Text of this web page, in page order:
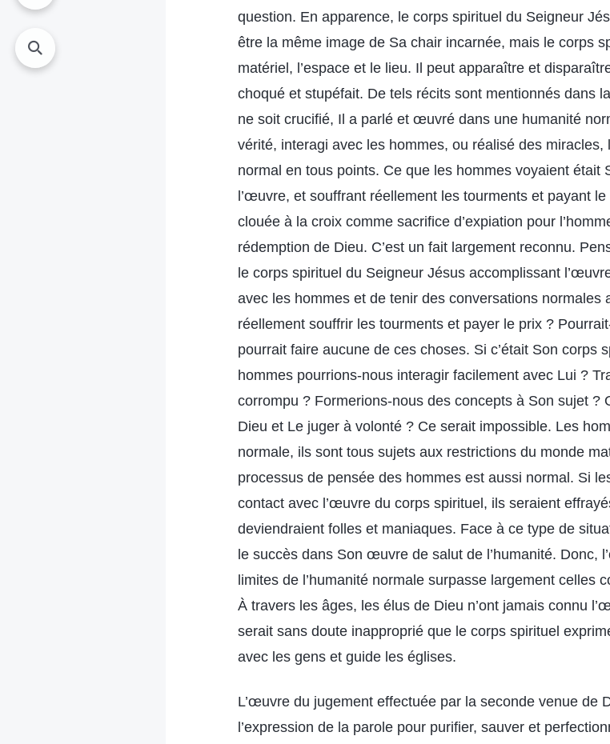
question. En apparence, le corps spirituel du Seigneur
être la même image de Sa chair incarnée, mais le corps
matériel, l’espace et le lieu. Il peut apparaître et
choqué et stupéfait. De tels récits sont mentionnés dans
ne soit crucifié, Il a parlé et œuvré dans une humanité
vérité, interagi avec les hommes, ou réalisé des miracles,
normal en tous points. Ce que les hommes voyaient était
l’œuvre, et souffrant réellement les tourments et payant
clouée à la croix comme sacrifice d’expiation pour
rédemption de Dieu. C’est un fait largement reconnu.
le corps spirituel du Seigneur Jésus accomplissant
avec les hommes et de tenir des conversations normales
réellement souffrir les tourments et payer le prix ?
pourrait faire aucune de ces choses. Si c’était Son corps
hommes pourrions-nous interagir facilement avec Lui ?
corrompu ? Formerions-nous des concepts à Son sujet ?
Dieu et Le juger à volonté ? Ce serait impossible. Les
normale, ils sont tous sujets aux restrictions du monde
processus de pensée des hommes est aussi normal. Si
contact avec l’œuvre du corps spirituel, ils seraient
deviendraient folles et maniaques. Face à ce type de
le succès dans Son œuvre de salut de l’humanité. Donc,
limites de l’humanité normale surpasse largement celles
À travers les âges, les élus de Dieu n’ont jamais connu
serait sans doute inapproprié que le corps spirituel
avec les gens et guide les églises.
L’œuvre du jugement effectuée par la seconde venue de
l’expression de la parole pour purifier, sauver et